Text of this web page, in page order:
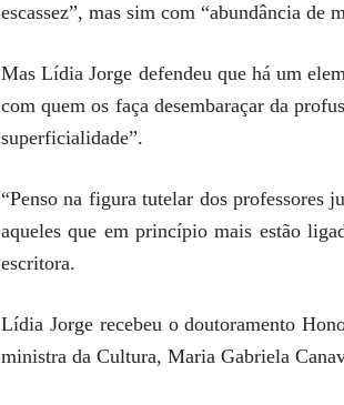
escassez”, mas sim com “abundância de
Mas Lídia Jorge defendeu que há um
com quem os faça desembaraçar da
superficialidade”.
“Penso na figura tutelar dos professores
aqueles que em princípio mais estão
escritora.
Lídia Jorge recebeu o doutoramento
ministra da Cultura, Maria Gabriela